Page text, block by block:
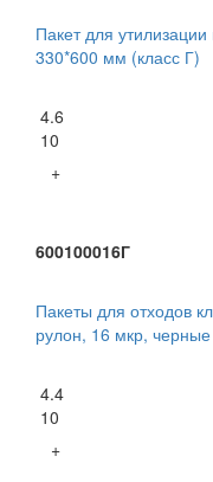
Пакет для
330*600 мм (класс Г)
4.6
10
+
600100016Г
Пакеты для отходов
рулон, 16 мкр, черные
4.4
10
+